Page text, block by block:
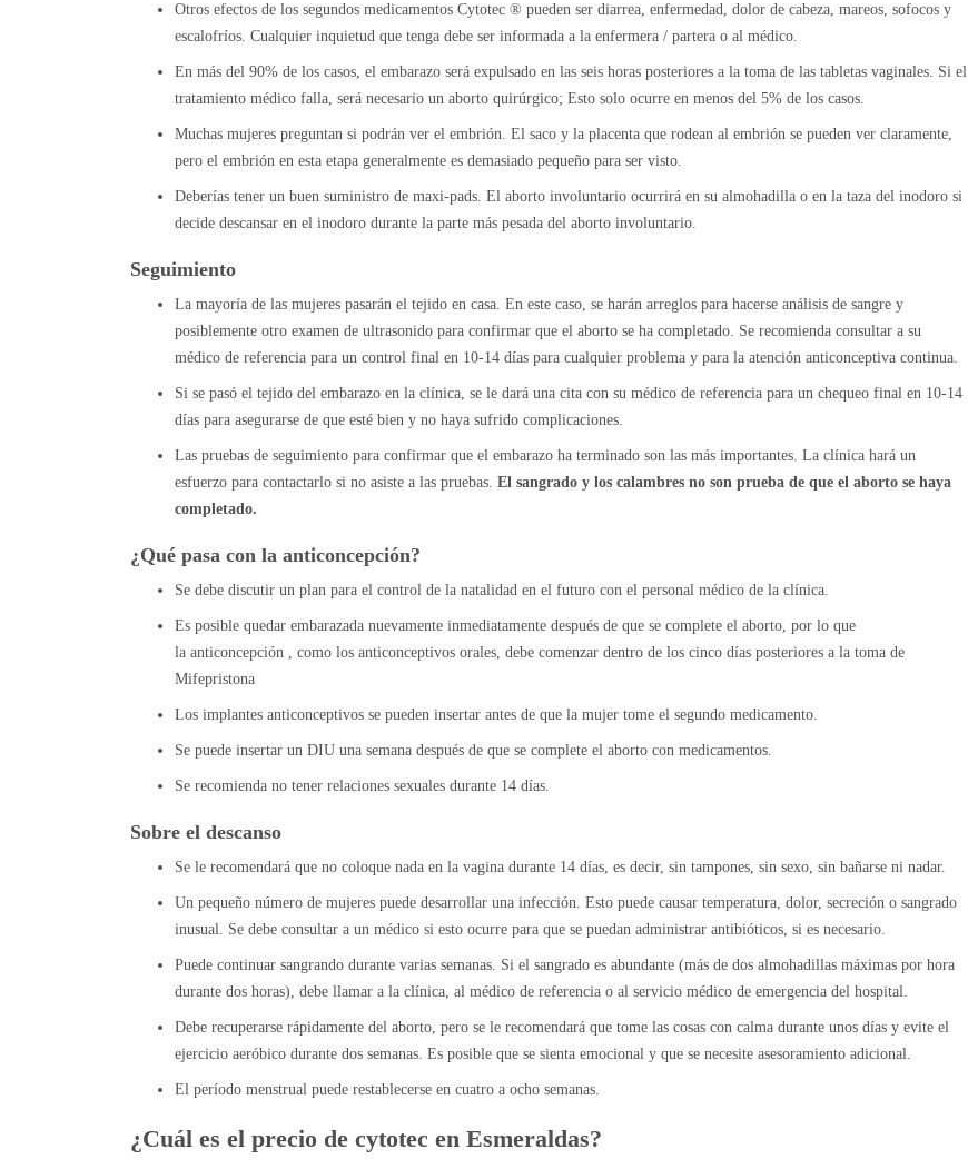
Otros efectos de los segundos medicamentos Cytotec ® pueden ser diarrea, enfermedad, dolor de cabeza, mareos, sofocos y
escalofríos. Cualquier inquietud que tenga debe ser informada a la enfermera / partera o al médico.
En más del 90% de los casos, el embarazo será expulsado en las seis horas posteriores a la toma de las tabletas vaginales. Si el
tratamiento médico falla, será necesario un aborto quirúrgico; Esto solo ocurre en menos del 5% de los casos.
Muchas mujeres preguntan si podrán ver el embrión. El saco y la placenta que rodean al embrión se pueden ver claramente,
pero el embrión en esta etapa generalmente es demasiado pequeño para ser visto.
Deberías tener un buen suministro de maxi-pads. El aborto involuntario ocurrirá en su almohadilla o en la taza del inodoro si
decide descansar en el inodoro durante la parte más pesada del aborto involuntario.
Seguimiento
La mayoría de las mujeres pasarán el tejido en casa. En este caso, se harán arreglos para hacerse análisis de sangre y
posiblemente otro examen de ultrasonido para confirmar que el aborto se ha completado. Se recomienda consultar a su
médico de referencia para un control final en 10-14 días para cualquier problema y para la atención anticonceptiva continua.
Si se pasó el tejido del embarazo en la clínica, se le dará una cita con su médico de referencia para un chequeo final en 10-14
días para asegurarse de que esté bien y no haya sufrido complicaciones.
Las pruebas de seguimiento para confirmar que el embarazo ha terminado son las más importantes. La clínica hará un
esfuerzo para contactarlo si no asiste a las pruebas. El sangrado y los calambres no son prueba de que el aborto se haya
completado.
¿Qué pasa con la anticoncepción?
Se debe discutir un plan para el control de la natalidad en el futuro con el personal médico de la clínica.
Es posible quedar embarazada nuevamente inmediatamente después de que se complete el aborto, por lo que
la anticoncepción , como los anticonceptivos orales, debe comenzar dentro de los cinco días posteriores a la toma de
Mifepristona
Los implantes anticonceptivos se pueden insertar antes de que la mujer tome el segundo medicamento.
Se puede insertar un DIU una semana después de que se complete el aborto con medicamentos.
Se recomienda no tener relaciones sexuales durante 14 días.
Sobre el descanso
Se le recomendará que no coloque nada en la vagina durante 14 días, es decir, sin tampones, sin sexo, sin bañarse ni nadar.
Un pequeño número de mujeres puede desarrollar una infección. Esto puede causar temperatura, dolor, secreción o sangrado
inusual. Se debe consultar a un médico si esto ocurre para que se puedan administrar antibióticos, si es necesario.
Puede continuar sangrando durante varias semanas. Si el sangrado es abundante (más de dos almohadillas máximas por hora
durante dos horas), debe llamar a la clínica, al médico de referencia o al servicio médico de emergencia del hospital.
Debe recuperarse rápidamente del aborto, pero se le recomendará que tome las cosas con calma durante unos días y evite el
ejercicio aeróbico durante dos semanas. Es posible que se sienta emocional y que se necesite asesoramiento adicional.
El período menstrual puede restablecerse en cuatro a ocho semanas.
¿Cuál es el precio de cytotec en Esmeraldas?